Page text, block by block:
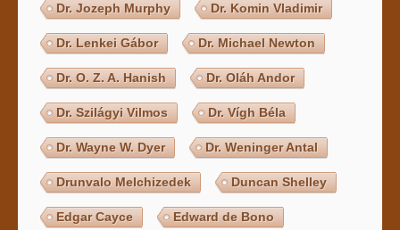
Dr. Jozeph Murphy Dr. Komin Vladimir
Dr. Lenkei Gábor Dr. Michael Newton
Dr. O. Z. A. Hanish Dr. Oláh Andor
Dr. Szilágyi Vilmos Dr. Vígh Béla
Dr. Wayne W. Dyer Dr. Weninger Antal
Drunvalo Melchizedek Duncan Shelley
Edgar Cayce Edward de Bono